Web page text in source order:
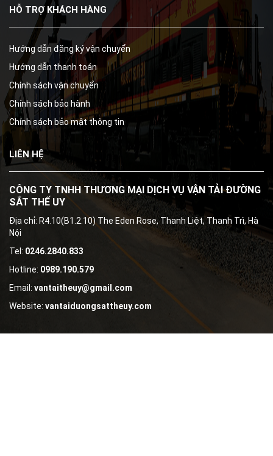
HỖ TRỢ KHÁCH HÀNG
Hướng dẫn đăng ký vận chuyển
Hướng dẫn thanh toán
Chính sách vận chuyển
Chính sách bảo hành
Chính sách bảo mật thông tin
LIÊN HỆ
CÔNG TY TNHH THƯƠNG MẠI DỊCH VỤ VẬN TẢI ĐƯỜNG
SẮT THẾ UY
Địa chỉ: R4.10(B1.2.10) The Eden Rose, Thanh Liệt, Thanh Trì, Hà
Nội
Tel: 0246.2840.833
Hotline: 0989.190.579
Email: vantaitheuy@gmail.com
Website: vantaiduongsattheuy.com